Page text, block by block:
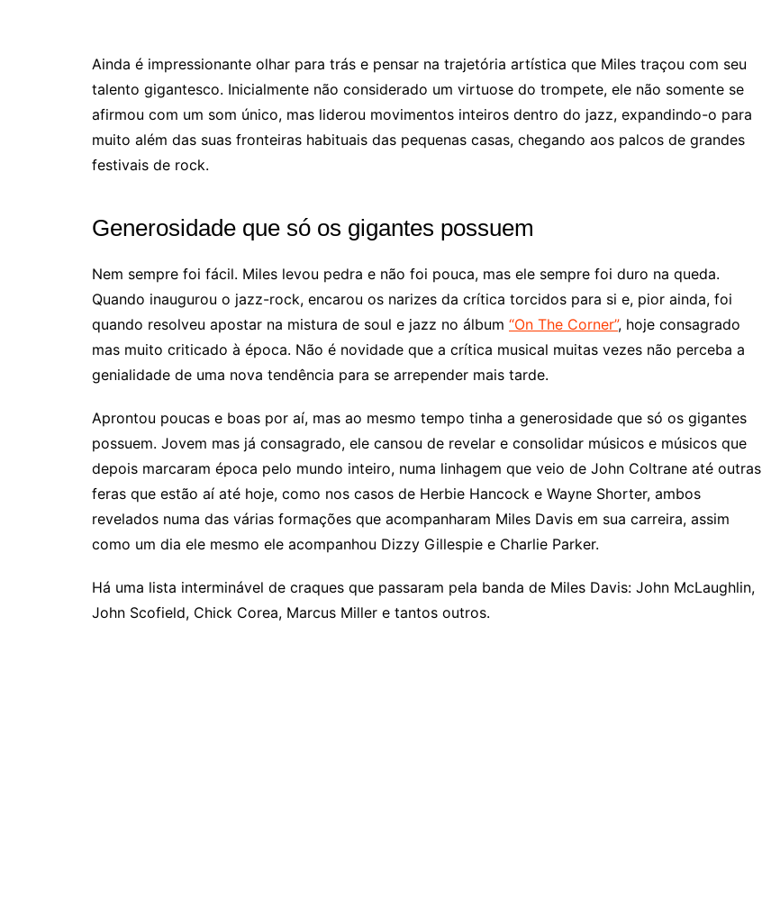
Ainda é impressionante olhar para trás e pensar na trajetória artística que Miles traçou com seu
talento gigantesco. Inicialmente não considerado um virtuose do trompete, ele não somente se
afirmou com um som único, mas liderou movimentos inteiros dentro do jazz, expandindo-o para
muito além das suas fronteiras habituais das pequenas casas, chegando aos palcos de grandes
festivais de rock.
Generosidade que só os gigantes possuem
Nem sempre foi fácil. Miles levou pedra e não foi pouca, mas ele sempre foi duro na queda.
Quando inaugurou o jazz-rock, encarou os narizes da crítica torcidos para si e, pior ainda, foi
quando resolveu apostar na mistura de soul e jazz no álbum “On The Corner”, hoje consagrado
mas muito criticado à época. Não é novidade que a crítica musical muitas vezes não perceba a
genialidade de uma nova tendência para se arrepender mais tarde.
Aprontou poucas e boas por aí, mas ao mesmo tempo tinha a generosidade que só os gigantes
possuem. Jovem mas já consagrado, ele cansou de revelar e consolidar músicos e músicos que
depois marcaram época pelo mundo inteiro, numa linhagem que veio de John Coltrane até outras
feras que estão aí até hoje, como nos casos de Herbie Hancock e Wayne Shorter, ambos
revelados numa das várias formações que acompanharam Miles Davis em sua carreira, assim
como um dia ele mesmo ele acompanhou Dizzy Gillespie e Charlie Parker.
Há uma lista interminável de craques que passaram pela banda de Miles Davis: John McLaughlin,
John Scofield, Chick Corea, Marcus Miller e tantos outros.